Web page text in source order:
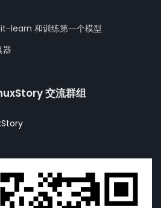
learn 和训练第一个模型
器
交流群组